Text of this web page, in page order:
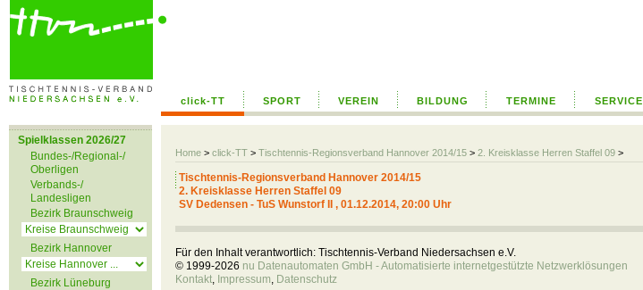
click-TT SPORT VEREIN BILDUNG TERMINE SERVICE
Home > click-TT > Tischtennis-Regionsverband Hannover 2014/15 > 2. Kreisklasse Herren Staffel 09 >
Spielklassen 2026/27
Bundes-/Regional-/
Oberligen
Verbands-/
Landesligen
Bezirk Braunschweig
Bezirk Hannover
Bezirk Lüneburg
Tischtennis-Regionsverband Hannover 2014/15
2. Kreisklasse Herren Staffel 09
SV Dedensen - TuS Wunstorf II , 01.12.2014, 20:00 Uhr
Für den Inhalt verantwortlich: Tischtennis-Verband Niedersachsen e.V.
© 1999-2026 nu Datenautomaten GmbH - Automatisierte internetgestützte Netzwerklösungen
Kontakt, Impressum, Datenschutz